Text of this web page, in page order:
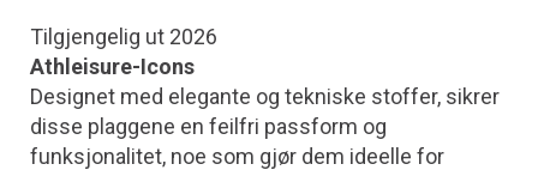
Tilgjengelig ut 2026
Athleisure-Icons
Designet med elegante og tekniske stoffer, sikrer
disse plaggene en feilfri passform og
funksjonalitet, noe som gjør dem ideelle for